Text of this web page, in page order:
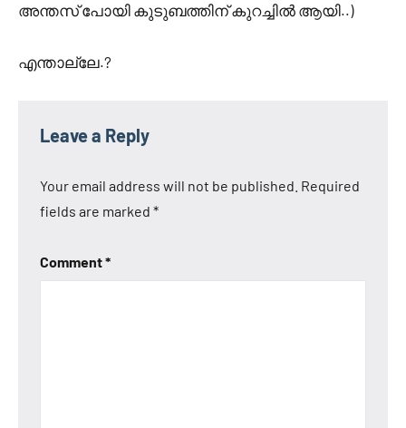
അന്തസ് പോയി കുടുബത്തിന് കുറച്ചിൽ ആയി..)
എന്താല്ലേ.?
Leave a Reply
Your email address will not be published. Required
fields are marked *
Comment*